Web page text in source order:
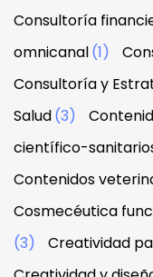
Consultoría
omnicanal(1)
Consultoría y
Salud(3)
científico-
Contenidos
Cosmecéutica
(3)
Creatividad